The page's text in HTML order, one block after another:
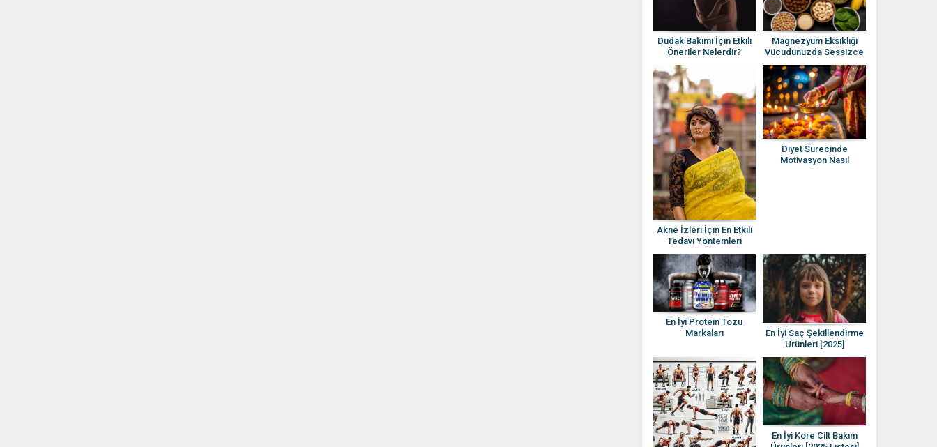
Dudak Bakımı İçin Etkili
Öneriler Nelerdir?
Magnezyum Eksikliği
Vücudunuzda Sessizce
İlerliyor Olabilir! Çoğu
Kişinin Önemsemediği 15
Belirti
Akne İzleri İçin En Etkili
Tedavi Yöntemleri
Nelerdir? Cilt Yenileme
Rehberi
Diyet Sürecinde
Motivasyon Nasıl
En İyi Protein Tozu
Markaları
En İyi Saç Şekillendirme
Ürünleri [2025]
En İyi Kore Cilt Bakım